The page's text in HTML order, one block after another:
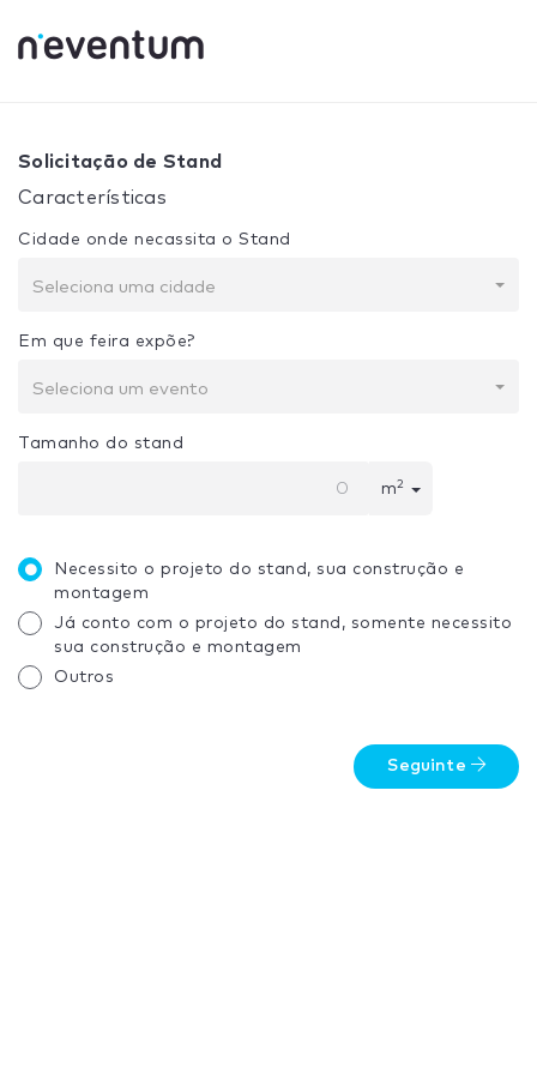
Sua seleção: Projeto + Construção
Solicitação de Stand
Características
Cidade onde necassita o Stand
Seleciona uma cidade
Em que feira expõe?
Seleciona um evento
Tamanho do stand
m2
Necessito o projeto do stand, sua construção e
montagem
Já conto com o projeto do stand, somente necessito
sua construção e montagem
Outros
Seguinte